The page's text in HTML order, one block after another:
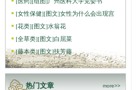
[女性保健][图文]女性为什么会出现宫
[花类][图文]水翁花
[全草类][图文]白屈菜
[藤本类][图文]扶芳藤
热门文章 more>>